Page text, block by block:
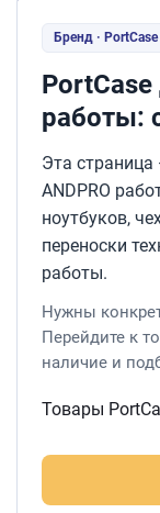
Бренд · PortCase
работы:
Эта страница
ANDPRO
ноутбуков,
переноски
работы.
Нужны
Перейдите к
наличие и
Товары